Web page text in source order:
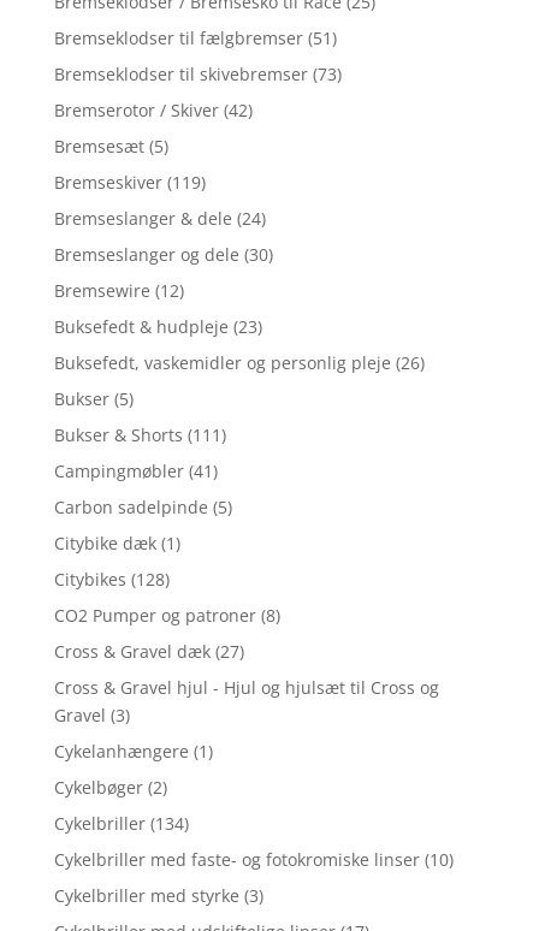
Bremseklodser til fælgbremser (51)
Bremseklodser til skivebremser (73)
Bremserotor / Skiver (42)
Bremsesæt (5)
Bremseskiver (119)
Bremseslanger & dele (24)
Bremseslanger og dele (30)
Bremsewire (12)
Buksefedt & hudpleje (23)
Buksefedt, vaskemidler og personlig pleje (26)
Bukser (5)
Bukser & Shorts (111)
Campingmøbler (41)
Carbon sadelpinde (5)
Citybike dæk (1)
Citybikes (128)
CO2 Pumper og patroner (8)
Cross & Gravel dæk (27)
Cross & Gravel hjul - Hjul og hjulsæt til Cross og
Gravel (3)
Cykelanhængere (1)
Cykelbøger (2)
Cykelbriller (134)
Cykelbriller med faste- og fotokromiske linser (10)
Cykelbriller med styrke (3)